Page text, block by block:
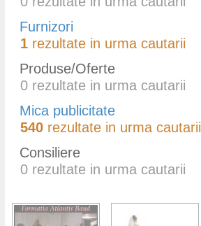
Furnizori
1 rezultate in urma cautarii
Produse/Oferte
0 rezultate in urma cautarii
Mica publicitate
540 rezultate in urma cautarii
Consiliere
0 rezultate in urma cautarii